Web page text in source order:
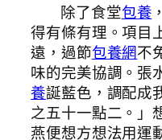
除了食堂包養
得有條有理。項目
遠，過節包養網不
味的完美協調。張
養誕藍色，調配成
之五十一點二。」
燕便想方想法用運